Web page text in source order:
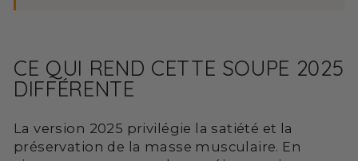
CE QUI REND CETTE SOUPE 2025
DIFFÉRENTE
La version 2025 privilégie la satiété et la
préservation de la masse musculaire. En